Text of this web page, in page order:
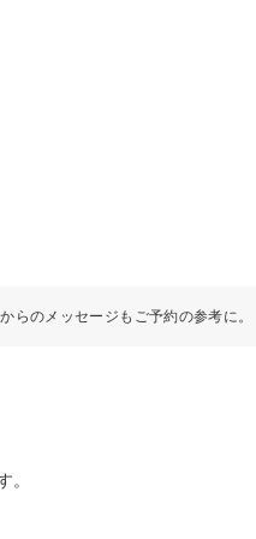
らのメッセージもご予約の参考に。
。